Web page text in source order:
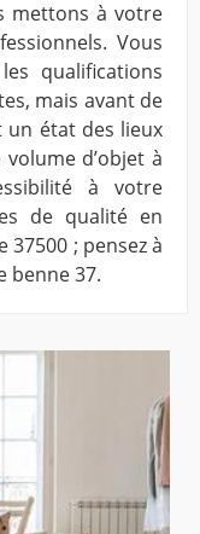
mettons à votre
Vous
qualifications
mais avant de
un état des lieux
d’objet à
à votre
de qualité en
37500 ; pensez à
benne 37.